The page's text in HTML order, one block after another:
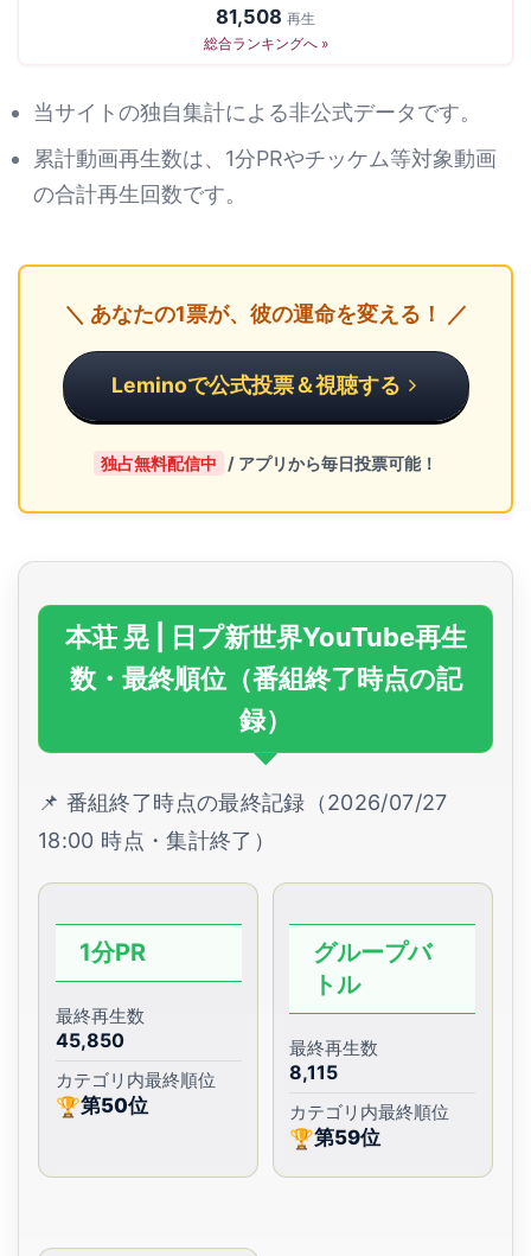
81,508 再生
総合ランキングへ »
当サイトの独自集計による非公式データです。
累計動画再生数は、1分PRやチッケム等対象動画
の合計再生回数です。
＼ あなたの1票が、彼の運命を変える！ ／
Leminoで公式投票＆視聴する
独占無料配信中 / アプリから毎日投票可能！
本荘 晃 | 日プ新世界YouTube再生
数・最終順位（番組終了時点の記
録）
📌 番組終了時点の最終記録（2026/07/27
18:00 時点・集計終了）
1分PR
最終再生数
45,850
カテゴリ内最終順位
🏆第50位
グループバ
トル
最終再生数
8,115
カテゴリ内最終順位
🏆第59位